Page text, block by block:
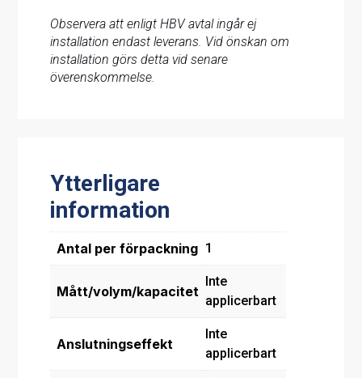
Observera att enligt HBV avtal ingår ej
installation endast leverans. Vid önskan om
installation görs detta vid senare
överenskommelse.
Ytterligare
information
Antal per förpackning 1
Mått/volym/kapacitet
Inte
applicerbart
Anslutningseffekt
Inte
applicerbart